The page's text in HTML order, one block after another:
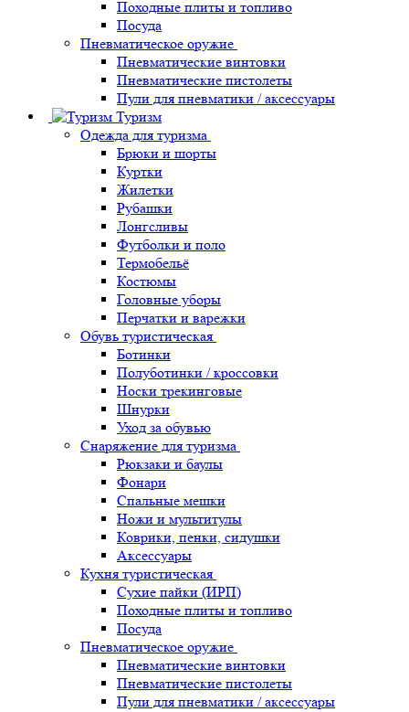
Походные плиты и топливо
Посуда
Пневматическое оружие
Пневматические винтовки
Пневматические пистолеты
Пули для пневматики / аксессуары
Туризм
Одежда для туризма
Брюки и шорты
Куртки
Жилетки
Рубашки
Лонгсливы
Футболки и поло
Термобельё
Костюмы
Головные уборы
Перчатки и варежки
Обувь туристическая
Ботинки
Полуботинки / кроссовки
Носки трекинговые
Шнурки
Уход за обувью
Снаряжение для туризма
Рюкзаки и баулы
Фонари
Спальные мешки
Ножи и мультитулы
Коврики, пенки, сидушки
Аксессуары
Кухня туристическая
Сухие пайки (ИРП)
Походные плиты и топливо
Посуда
Пневматическое оружие
Пневматические винтовки
Пневматические пистолеты
Пули для пневматики / аксессуары